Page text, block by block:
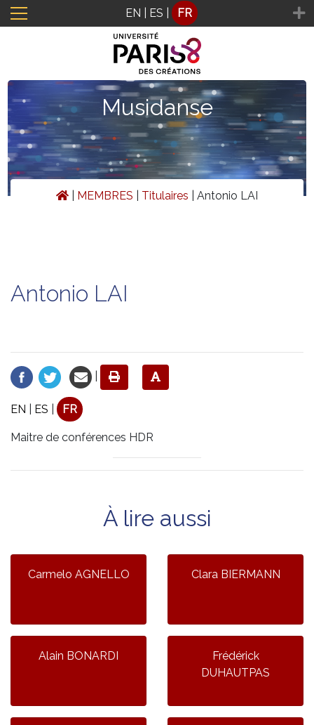
Panneau de gestion des cookies
EN ES FR
Musidanse
MEMBRES Titulaires Antonio LAI
Antonio LAI
EN ES FR
Maitre de conférences HDR
À lire aussi
Carmelo AGNELLO Clara BIERMANN
Alain BONARDI
Frédérick
DUHAUTPAS